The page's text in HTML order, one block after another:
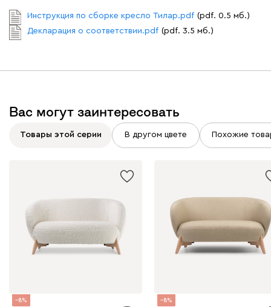
Инструкция по сборке кресло Тилар.pdf (pdf. 0.5 мб.)
Декларация о соответствии.pdf (pdf. 3.5 мб.)
Вас могут заинтересовать
Товары этой серии В другом цвете Похожие
8 8